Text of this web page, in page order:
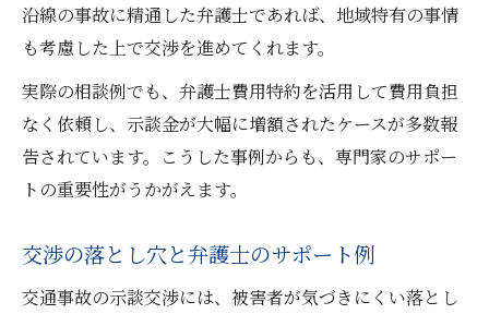
沿線の事故に精通した弁護士であれば、地域特有の事情
も考慮した上で交渉を進めてくれます。
実際の相談例でも、弁護士費用特約を活用して費用負担
なく依頼し、示談金が大幅に増額されたケースが多数報
告されています。こうした事例からも、専門家のサポー
トの重要性がうかがえます。
交渉の落とし穴と弁護士のサポート例
交通事故の示談交渉には、被害者が気づきにくい落とし